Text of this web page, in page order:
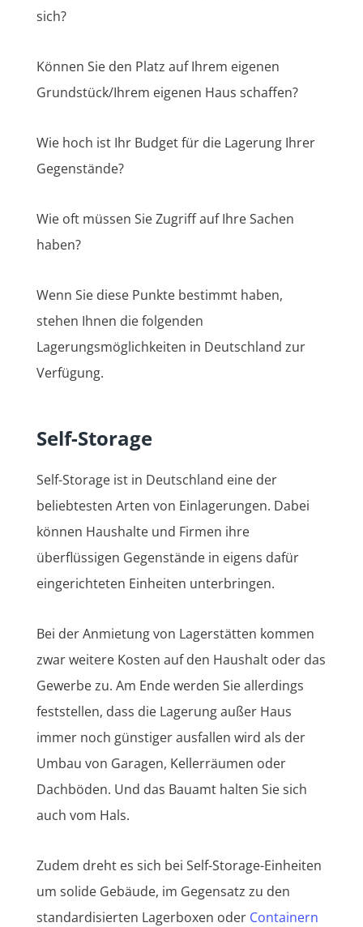
sich?
Können Sie den Platz auf Ihrem eigenen
Grundstück/Ihrem eigenen Haus schaffen?
Wie hoch ist Ihr Budget für die Lagerung Ihrer
Gegenstände?
Wie oft müssen Sie Zugriff auf Ihre Sachen
haben?
Wenn Sie diese Punkte bestimmt haben,
stehen Ihnen die folgenden
Lagerungsmöglichkeiten in Deutschland zur
Verfügung.
Self-Storage
Self-Storage ist in Deutschland eine der
beliebtesten Arten von Einlagerungen. Dabei
können Haushalte und Firmen ihre
überflüssigen Gegenstände in eigens dafür
eingerichteten Einheiten unterbringen.
Bei der Anmietung von Lagerstätten kommen
zwar weitere Kosten auf den Haushalt oder das
Gewerbe zu. Am Ende werden Sie allerdings
feststellen, dass die Lagerung außer Haus
immer noch günstiger ausfallen wird als der
Umbau von Garagen, Kellerräumen oder
Dachböden. Und das Bauamt halten Sie sich
auch vom Hals.
Zudem dreht es sich bei Self-Storage-Einheiten
um solide Gebäude, im Gegensatz zu den
standardisierten Lagerboxen oder Containern